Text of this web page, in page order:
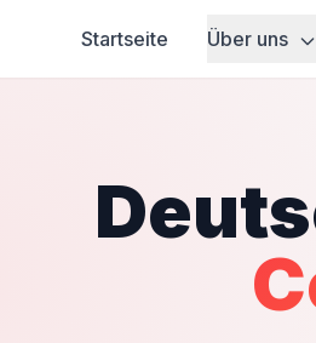
Startseite Über uns